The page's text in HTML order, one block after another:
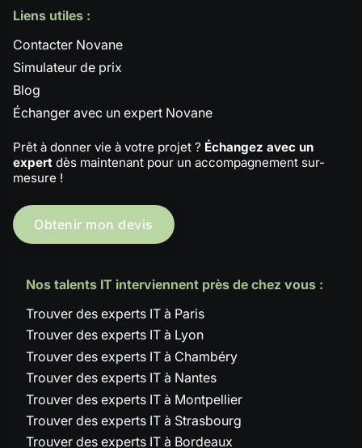
Liens utiles :
Contacter Novane
Simulateur de prix
Blog
Échanger avec un expert Novane
Prêt à donner vie à votre projet ? Échangez avec un
expert dès maintenant pour un accompagnement sur-
mesure !
Obtenir mon devis
Nos talents IT interviennent près de chez vous :
Trouver des experts IT à Paris
Trouver des experts IT à Lyon
Trouver des experts IT à Chambéry
Trouver des experts IT à Nantes
Trouver des experts IT à Montpellier
Trouver des experts IT à Strasbourg
Trouver des experts IT à Bordeaux